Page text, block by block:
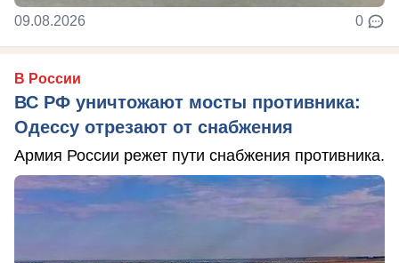
09.08.2026 0
В России
ВС РФ уничтожают мосты противника:
Одессу отрезают от снабжения
Армия России режет пути снабжения противника.